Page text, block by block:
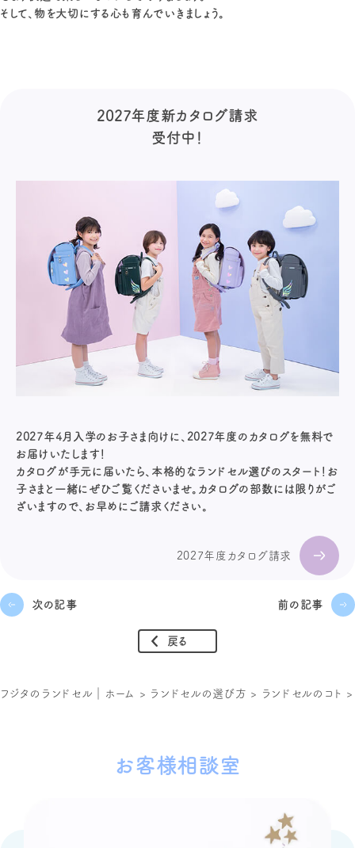
そして、物を大切にする心も育んでいきましょう。
2027年度新カタログ請求
受付中！
2027年4月入学のお子さま向けに、2027年度のカタログを無料で
お届けいたします！
カタログが手元に届いたら、本格的なランドセル選びのスタート！お
子さまと一緒にぜひご覧くださいませ。カタログの部数には限りがご
ざいますので、お早めにご請求ください。
2027年度カタログ請求
次の記事 前の記事
戻る
フジタのランドセル｜ホーム > ランドセルの選び方 > ランドセルのコト
お客様相談室